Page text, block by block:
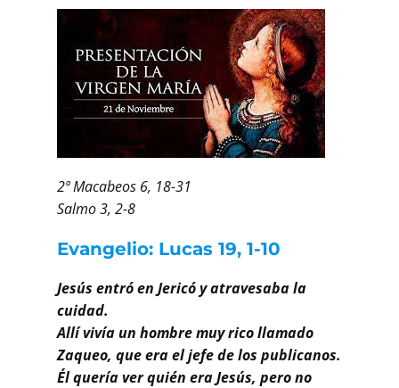
Familia Menesiana
Pastoral Vocacional
Recursos
Buscar
2ª Macabeos 6, 18-31
Salmo 3, 2-8
Evangelio: Lucas 19, 1-10
Jesús entró en Jericó y atravesaba la
cuidad.
Allí vivía un hombre muy rico llamado
Zaqueo, que era el jefe de los publicanos.
Él quería ver quién era Jesús, pero no